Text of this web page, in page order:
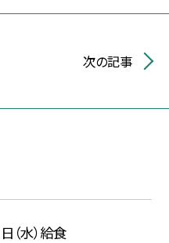
次の記事
（水）給食